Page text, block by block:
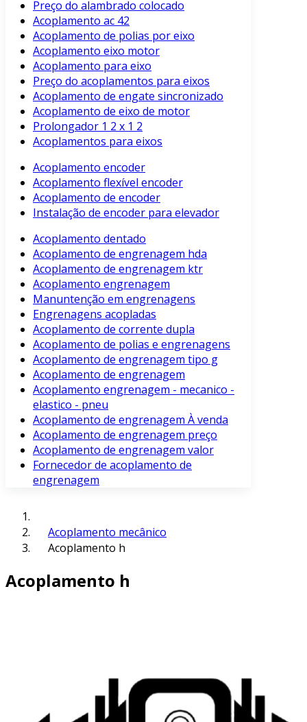
Preço do alambrado colocado
Acoplamento ac 42
Acoplamento de polias por eixo
Acoplamento eixo motor
Acoplamento para eixo
Preço do acoplamentos para eixos
Acoplamento de engate sincronizado
Acoplamento de eixo de motor
Prolongador 1 2 x 1 2
Acoplamentos para eixos
Acoplamento encoder
Acoplamento flexível encoder
Acoplamento de encoder
Instalação de encoder para elevador
Acoplamento dentado
Acoplamento de engrenagem hda
Acoplamento de engrenagem ktr
Acoplamento engrenagem
Manuntenção em engrenagens
Engrenagens acopladas
Acoplamento de corrente dupla
Acoplamento de polias e engrenagens
Acoplamento de engrenagem tipo g
Acoplamento de engrenagem
Acoplamento engrenagem - mecanico -
elastico - pneu
Acoplamento de engrenagem À venda
Acoplamento de engrenagem preço
Acoplamento de engrenagem valor
Fornecedor de acoplamento de
engrenagem
Acoplamento mecânico
Acoplamento h
Acoplamento h